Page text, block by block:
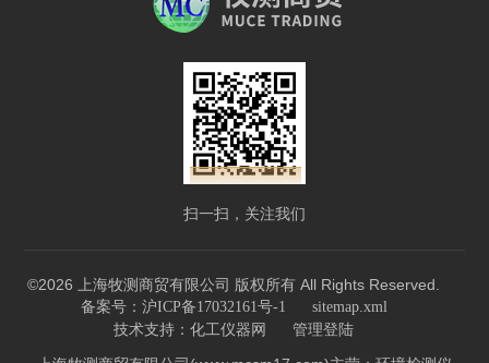
扫一扫，关注我们
©2026 上海牧测商贸有限公司 版权所有 All Rights Reserved.
备案号：沪ICP备17032161号-1 sitemap.xml
技术支持： 化工仪器网 管理登陆